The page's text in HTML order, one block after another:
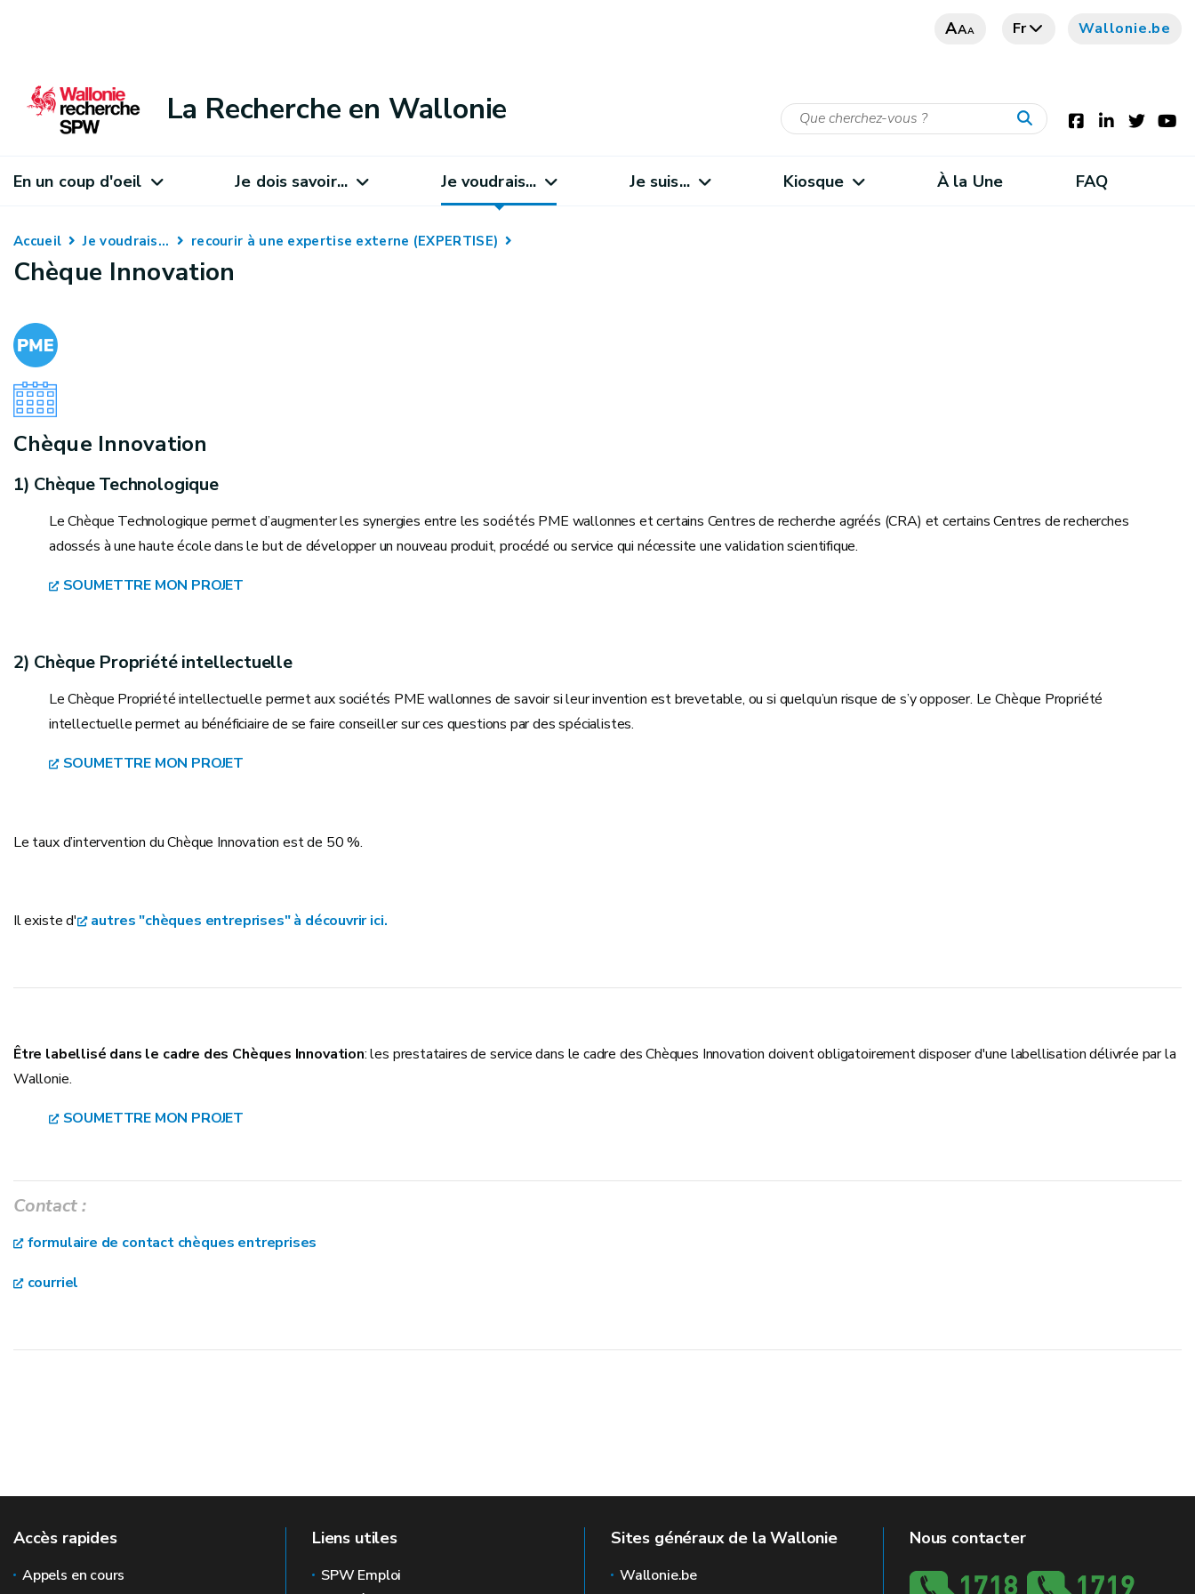
AAA Fr Wallonie.be
La Recherche en Wallonie
En un coup d'oeil Je dois savoir... Je voudrais... Je suis... Kiosque À la Une FAQ
Accueil Je voudrais... recourir à une expertise externe (EXPERTISE)
Chèque Innovation
Chèque Innovation
1) Chèque Technologique
Le Chèque Technologique permet d’augmenter les synergies entre les sociétés PME wallonnes et certains Centres de recherche agréés (CRA) et certains Centres de recherches
adossés à une haute école dans le but de développer un nouveau produit, procédé ou service qui nécessite une validation scientifique.
SOUMETTRE MON PROJET
2) Chèque Propriété intellectuelle
Le Chèque Propriété intellectuelle permet aux sociétés PME wallonnes de savoir si leur invention est brevetable, ou si quelqu’un risque de s’y opposer. Le Chèque Propriété
intellectuelle permet au bénéficiaire de se faire conseiller sur ces questions par des spécialistes.
SOUMETTRE MON PROJET
Le taux d’intervention du Chèque Innovation est de 50 %.
Il existe d' autres "chèques entreprises" à découvrir ici.
Être labellisé dans le cadre des Chèques Innovation: les prestataires de service dans le cadre des Chèques Innovation doivent obligatoirement disposer d'une labellisation délivrée par la
Wallonie.
SOUMETTRE MON PROJET
Contact :
formulaire de contact chèques entreprises
courriel
Accès rapides
Appels en cours
Liens utiles
SPW Emploi
Sites généraux de la Wallonie
Wallonie.be
Nous contacter